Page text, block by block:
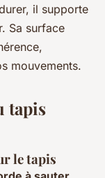
il supporte
Sa surface
mouvements.
tapis
le tapis